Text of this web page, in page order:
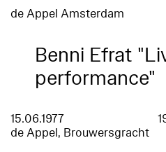
de Appel Amsterdam
Benni Efrat
performance"
15.06.1977
de Appel, Brouwersgracht